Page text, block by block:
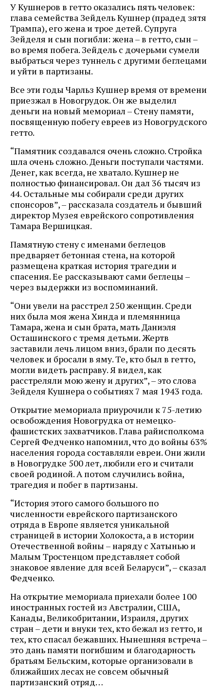
У Кушнеров в гетто оказались пять человек:
глава семейства Зейдель Кушнер (прадед зятя
Трампа), его жена и трое детей. Супруга
Зейделя и сын погибли: жена – в гетто, сын –
во время побега. Зейдель с дочерьми сумели
выбраться через туннель с другими беглецами
и уйти в партизаны.
Все эти годы Чарльз Кушнер время от времени
приезжал в Новогрудок. Он же выделил
деньги на новый мемориал – Стену памяти,
посвященную побегу евреев из Новогрудского
гетто.
“Памятник создавался очень сложно. Стройка
шла очень сложно. Деньги поступали частями.
Денег, как всегда, не хватало. Кушнер не
полностью финансировал. Он дал 36 тысяч из
44. Остальные мы собирали среди других
спонсоров”, – рассказала создатель и бывший
директор Музея еврейского сопротивления
Тамара Вершицкая.
Памятную стену с именами беглецов
предваряет бетонная стена, на которой
размещена краткая история трагедии и
спасения. Ее рассказывают сами беглецы –
через выдержки из воспоминаний.
“Они увели на расстрел 250 женщин. Среди
них была моя жена Хинда и племянница
Тамара, жена и сын брата, мать Даниэля
Осташинского с тремя детьми. Жертв
заставили лечь лицом вниз, брали по десять
человек и бросали в яму. Те, кто был в гетто,
могли видеть расправу. Я видел, как
расстреляли мою жену и других”, – это слова
Зейделя Кушнера о событиях 7 мая 1943 года.
Открытие мемориала приурочили к 75-летию
освобождения Новогрудка от немецко-
фашистских захватчиков. Глава райисполкома
Сергей Федченко напомнил, что до войны 63%
населения города составляли евреи. Они жили
в Новогрудке 500 лет, любили его и считали
своей родиной. А потом случились война,
трагедия и побег в партизаны.
“История этого самого большого по
численности еврейского партизанского
отряда в Европе является уникальной
страницей в истории Холокоста, а в истории
Отечественной войны – наряду с Хатынью и
Малым Тростенцом представляет собой
знаковое явление для всей Беларуси”, – сказал
Федченко.
На открытие мемориала приехали более 100
иностранных гостей из Австралии, США,
Канады, Великобритании, Израиля, других
стран – дети и внуки тех, кто бежал из гетто, и
тех, кто спасал бежавших. Нынешняя встреча –
это дань памяти погибшим и благодарность
братьям Бельским, которые организовали в
ближайших лесах не совсем обычный
партизанский отряд…